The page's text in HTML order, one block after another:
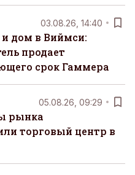
03.08.26, 14:40
дом в Виймси:
продает
срок Гаммера
05.08.26, 09:29
рынка
торговый центр в